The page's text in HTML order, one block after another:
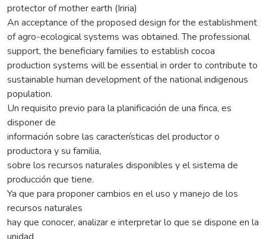
protector of mother earth (Iriria)
An acceptance of the proposed design for the establishment
of agro-ecological systems was obtained. The professional
support, the beneficiary families to establish cocoa
production systems will be essential in order to contribute to
sustainable human development of the national indigenous
population.
Un requisito previo para la planificación de una finca, es
disponer de
información sobre las características del productor o
productora y su familia,
sobre los recursos naturales disponibles y el sistema de
producción que tiene.
Ya que para proponer cambios en el uso y manejo de los
recursos naturales
hay que conocer, analizar e interpretar lo que se dispone en la